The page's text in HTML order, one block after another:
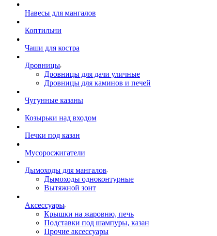
Навесы для мангалов
Коптильни
Чаши для костра
Дровницы
Дровницы для дачи уличные
Дровницы для каминов и печей
Чугунные казаны
Козырьки над входом
Печки под казан
Мусоросжигатели
Дымоходы для мангалов
Дымоходы одноконтурные
Вытяжной зонт
Аксессуары
Крышки на жаровню, печь
Подставки под шампуры, казан
Прочие аксессуары